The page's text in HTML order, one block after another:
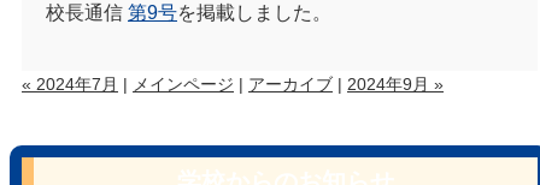
校長通信 第9号を掲載しました。
« 2024年7月 | メインページ | アーカイブ | 2024年9月 »